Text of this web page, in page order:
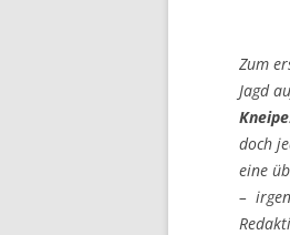
Zum
Jagd
Kneipe
doch
eine
–